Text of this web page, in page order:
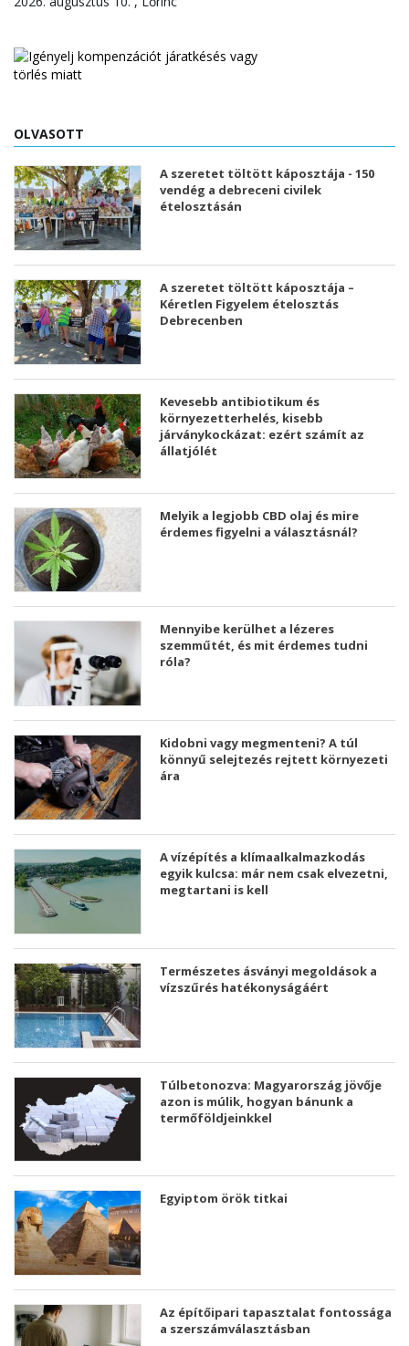
OLVASOTT
A szeretet töltött káposztája - 150
vendég a debreceni civilek
ételosztásán
A szeretet töltött káposztája –
Kéretlen Figyelem ételosztás
Debrecenben
Kevesebb antibiotikum és
környezetterhelés, kisebb
járványkockázat: ezért számít az
állatjólét
Melyik a legjobb CBD olaj és mire
érdemes figyelni a választásnál?
Mennyibe kerülhet a lézeres
szemműtét, és mit érdemes tudni
róla?
Kidobni vagy megmenteni? A túl
könnyű selejtezés rejtett környezeti
ára
A vízépítés a klímaalkalmazkodás
egyik kulcsa: már nem csak elvezetni,
megtartani is kell
Természetes ásványi megoldások a
vízszűrés hatékonyságáért
Túlbetonozva: Magyarország jövője
azon is múlik, hogyan bánunk a
termőföldjeinkkel
Egyiptom örök titkai
Az építőipari tapasztalat fontossága
a szerszámválasztásban